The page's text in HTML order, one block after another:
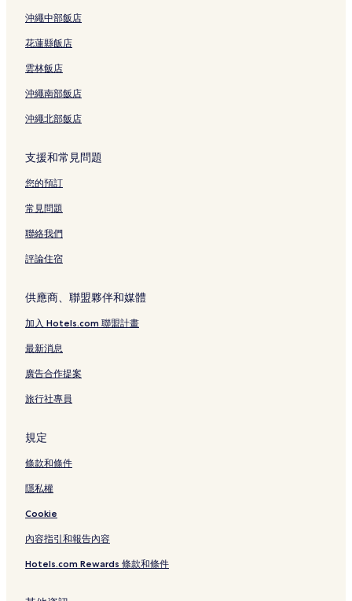
沖繩中部飯店
花蓮縣飯店
雲林飯店
沖繩南部飯店
沖繩北部飯店
支援和常見問題
您的預訂
常見問題
聯絡我們
評論住宿
供應商、聯盟夥伴和媒體
加入 Hotels.com 聯盟計畫
最新消息
廣告合作提案
旅行社專員
規定
條款和條件
隱私權
Cookie
內容指引和報告內容
Hotels.com Rewards 條款和條件